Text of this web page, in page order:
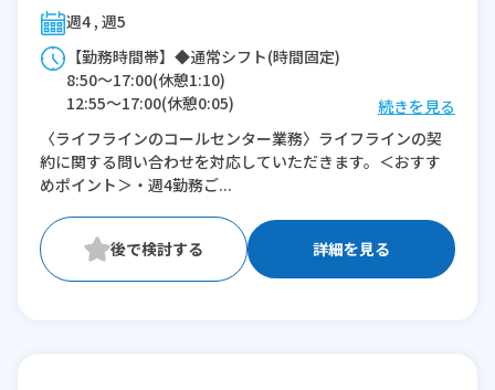
週4 , 週5
【勤務時間帯】◆通常シフト(時間固定)
8:50〜17:00(休憩1:10)
12:55〜17:00(休憩0:05)
※残業：5〜10時間程度/月
続きを見る
〈ライフラインのコールセンター業務〉ライフラインの契
約に関する問い合わせを対応していただきます。＜おすす
めポイント＞・週4勤務ご...
詳細を見る